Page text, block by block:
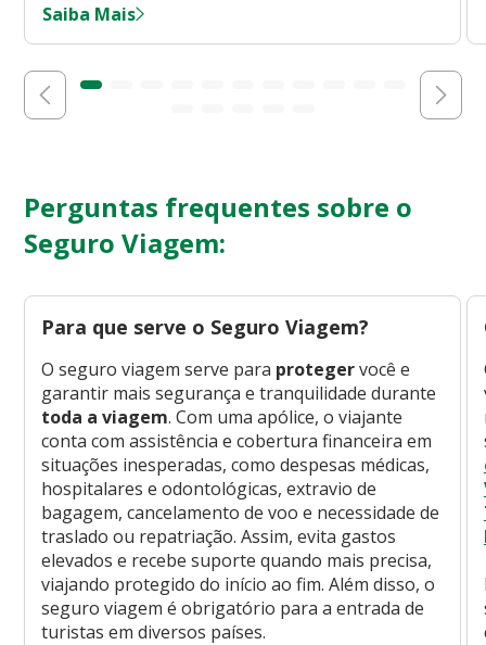
Saiba Mais
Perguntas frequentes sobre o
Seguro Viagem:
Para que serve o Seguro Viagem?
O seguro viagem serve para protegervocê e
garantir mais segurança e tranquilidade durante
toda a viagem. Com uma apólice, o viajante
conta com assistência e cobertura financeira em
situações inesperadas, como despesas médicas,
hospitalares e odontológicas, extravio de
bagagem, cancelamento de voo e necessidade de
traslado ou repatriação. Assim, evita gastos
elevados e recebe suporte quando mais precisa,
viajando protegido do início ao fim. Além disso, o
seguro viagem é obrigatório para a entrada de
turistas em diversos países.